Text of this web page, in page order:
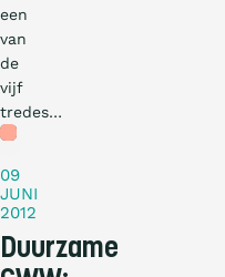
een
van
de
vijf
tredes…
Nieuws
09
JUNI
2012
Duurzame